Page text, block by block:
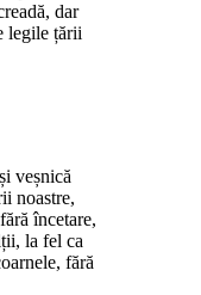
dar
legile țării
veșnică
noastre,
încetare,
la fel ca
fără